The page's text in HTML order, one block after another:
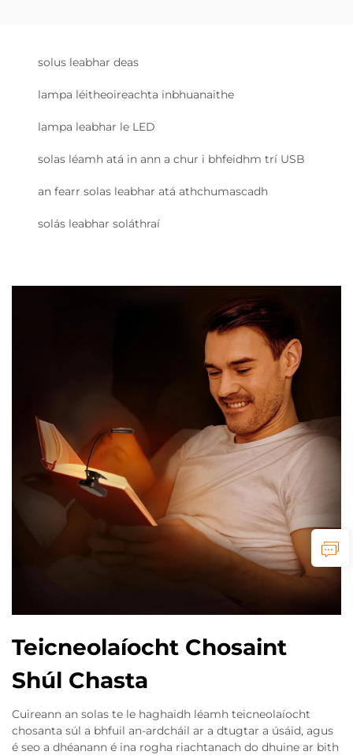
solus leabhar deas
lampa léitheoireachta inbhuanaithe
lampa leabhar le LED
solas léamh atá in ann a chur i bhfeidhm trí USB
an fearr solas leabhar atá athchumascadh
solás leabhar soláthraí
Teicneolaíocht Chosaint
Shúl Chasta
Cuireann an solas te le haghaidh léamh teicneolaíocht
chosanta súl a bhfuil an-ardcháil ar a dtugtar a úsáid, agus
é seo a dhéanann é ina rogha riachtanach do dhuine ar bith